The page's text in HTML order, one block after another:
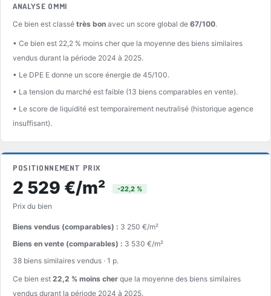
ANALYSE OMMI
Ce bien est classé très bon avec un score global de 67/100.
• Ce bien est 22,2 % moins cher que la moyenne des biens similaires
vendus durant la période 2024 à 2025.
• Le DPE E donne un score énergie de 45/100.
• La tension du marché est faible (13 biens comparables en vente).
• Le score de liquidité est temporairement neutralisé (historique agence
insuffisant).
POSITIONNEMENT PRIX
2 529 €/m² -22,2 %
Prix du bien
Biens vendus (comparables) : 3 250 €/m²
Biens en vente (comparables) : 3 530 €/m²
38 biens similaires vendus · 1 p.
Ce bien est 22,2 % moins cher que la moyenne des biens similaires
vendus durant la période 2024 à 2025.